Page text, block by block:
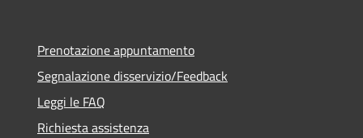
Prenotazione appuntamento
Segnalazione disservizio/Feedback
Leggi le FAQ
Richiesta assistenza